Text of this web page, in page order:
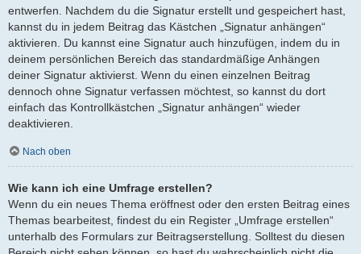
entwerfen. Nachdem du die Signatur erstellt und gespeichert hast,
kannst du in jedem Beitrag das Kästchen „Signatur anhängen“
aktivieren. Du kannst eine Signatur auch hinzufügen, indem du in
deinem persönlichen Bereich das standardmäßige Anhängen
deiner Signatur aktivierst. Wenn du einen einzelnen Beitrag
dennoch ohne Signatur verfassen möchtest, so kannst du dort
einfach das Kontrollkästchen „Signatur anhängen“ wieder
deaktivieren.
Nach oben
Wie kann ich eine Umfrage erstellen?
Wenn du ein neues Thema eröffnest oder den ersten Beitrag eines
Themas bearbeitest, findest du ein Register „Umfrage erstellen“
unterhalb des Formulars zur Beitragserstellung. Solltest du diesen